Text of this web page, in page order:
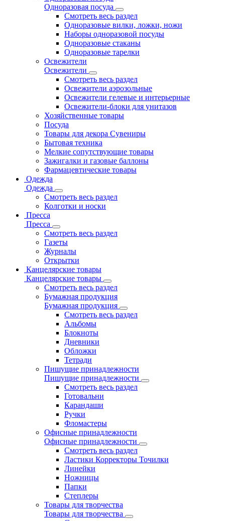
Одноразовая посуда
Смотреть весь раздел
Одноразовые вилки, ложки, ножи
Наборы одноразовой посуды
Одноразовые стаканы
Одноразовые тарелки
Освежители
Освежители
Смотреть весь раздел
Освежители аэрозольные
Освежители гелевые и интерьерные
Освежители-блоки для унитазов
Хозяйственные товары
Посуда
Товары для декора Сувениры
Бытовая техника
Мелкие сопутствующие товары
Зажигалки и газовые баллоны
Фармацевтические товары
Одежда
Одежда
Смотреть весь раздел
Колготки и носки
Пресса
Пресса
Смотреть весь раздел
Газеты
Журналы
Открытки
Канцелярские товары
Канцелярские товары
Смотреть весь раздел
Бумажная продукция
Бумажная продукция
Смотреть весь раздел
Альбомы
Блокноты
Дневники
Обложки
Тетради
Пишущие принадлежности
Пишущие принадлежности
Смотреть весь раздел
Готовальни
Карандаши
Ручки
Фломастеры
Офисные принадлежности
Офисные принадлежности
Смотреть весь раздел
Ластики Корректоры Точилки
Линейки
Ножницы
Папки
Степлеры
Товары для творчества
Товары для творчества